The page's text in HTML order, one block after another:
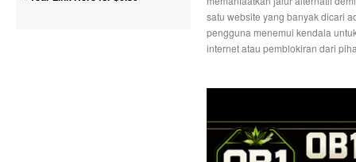
satu website yang banyak dicari
pengguna menemui kendala
internet atau pemblokiran dari